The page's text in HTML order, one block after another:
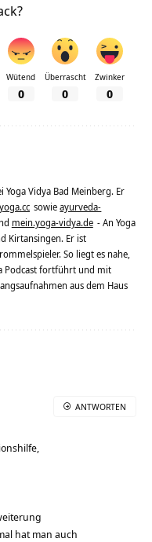
Wütend
0
Überrascht
0
Zwinker
0
Vidya Bad Meinberg. Er
sowieayurveda-
mein.yoga-vidya.de - An Yoga
Kirtansingen. Er ist
So liegt es nahe,
Podcast fortführt und mit
aus dem Haus
hat man auch
ANTWORTEN